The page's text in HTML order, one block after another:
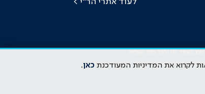
לקרוא את המדיניות המעודכנת כאן.